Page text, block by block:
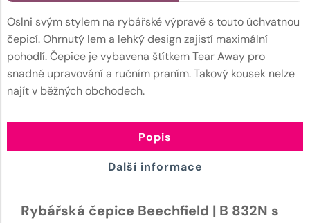
Oslni svým stylem na rybářské výpravě s touto úchvatnou
čepicí. Ohrnutý lem a lehký design zajistí maximální
pohodlí. Čepice je vybavena štítkem Tear Away pro
snadné upravování a ručním praním. Takový kousek nelze
najít v běžných obchodech.
Popis
Další informace
Rybářská čepice Beechfield | B 832N s